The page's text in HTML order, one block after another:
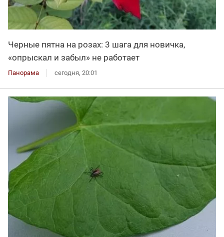
Черные пятна на розах: 3 шага для новичка,
«опрыскал и забыл» не работает
Панорама сегодня, 20:01